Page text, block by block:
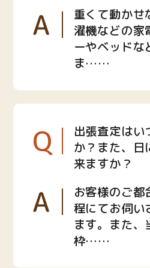
A
重くて動かせ
濯機などの家
ーやベッドな
ま……
Q
出張査定はい
か？また、日
来ますか？
A
お客様のご都
程にてお伺い
ます。また、
枠……